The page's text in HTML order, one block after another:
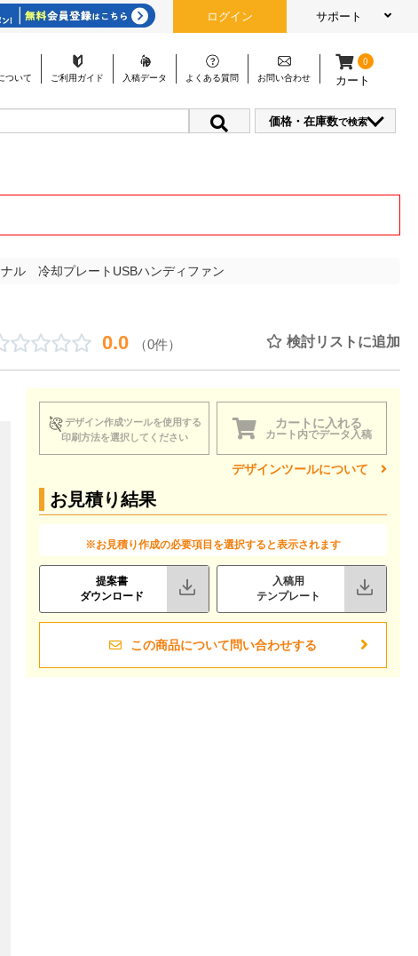
ログイン サポート
ついて ご利用ガイド 入稿データ よくある質問 お問い合わせ
0
カート
価格・在庫数で検索
ル 冷却プレートUSBハンディファン
0.0 （0件） 検討リストに追加
デザイン作成ツールを使用する
印刷方法を選択してください
カートに入れる
カート内でデータ入稿
デザインツールについて
お見積り結果
※お見積り作成の必要項目を選択すると表示されます
提案書
ダウンロード
入稿用
テンプレート
この商品について問い合わせする